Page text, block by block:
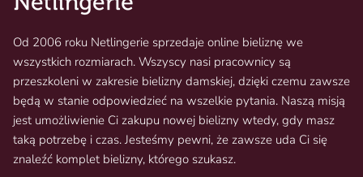
Od 2006 roku Netlingerie sprzedaje online bieliznę we
wszystkich rozmiarach. Wszyscy nasi pracownicy są
przeszkoleni w zakresie bielizny damskiej, dzięki czemu zawsze
będą w stanie odpowiedzieć na wszelkie pytania. Naszą misją
jest umożliwienie Ci zakupu nowej bielizny wtedy, gdy masz
taką potrzebę i czas. Jesteśmy pewni, że zawsze uda Ci się
znaleźć komplet bielizny, którego szukasz.